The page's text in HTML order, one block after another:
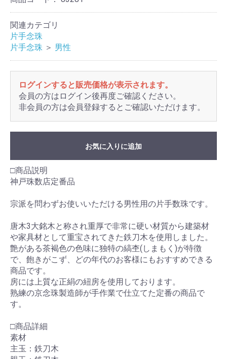
関連カテゴリ
片手念珠
片手念珠 ＞ 男性
ログインすると販売価格が表示されます。
会員の方はログイン後再度ご確認ください。
非会員の方は会員登録するとご確認いただけます。
お気に入りに追加
□商品説明
神戸珠数店定番品
宗派を問わずお使いいただける男性用の片手数珠です。
唐木3大銘木と称され重厚で非常に硬い材質から建築材
や家具材として重宝されてきた鉄刀木を使用しました。
艶がある茶褐色の色味に独特の縞杢(しまもく)が特徴
で、飽きがこず、どの年代のお客様にもおすすめできる
商品です。
房には上質な正絹の紐房を使用しております。
熟練の京念珠製造師が手作業で仕立てた定番の商品で
す。
□商品詳細
素材
主玉：鉄刀木